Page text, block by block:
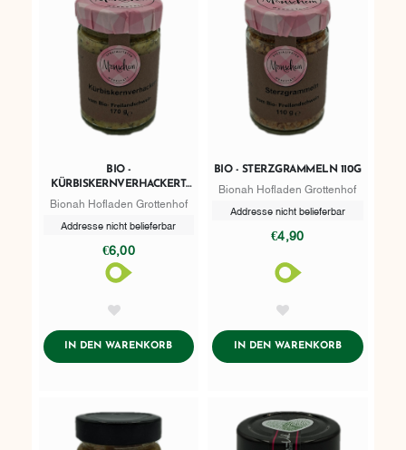
BIO -
KÜRBISKERNVERHACKERT
160G
Bionah Hofladen Grottenhof
Addresse nicht belieferbar
€6,00
IN DEN WARENKORBADDTOCART
BIO - STERZGRAMMELN 110G
Bionah Hofladen Grottenhof
Addresse nicht belieferbar
€4,90
IN DEN WARENKORBADDTOCART